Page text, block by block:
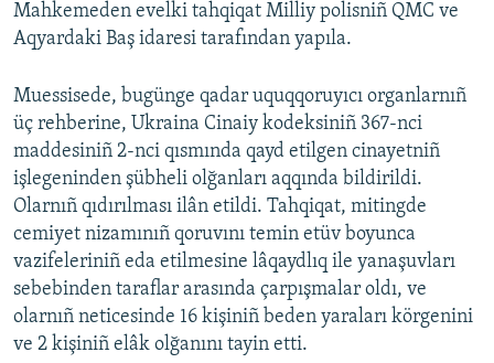
Mahkemeden evelki tahqiqat Milliy polisniñ QMC ve
Aqyardaki Baş idaresi tarafından yapıla.
Muessisede, bugünge qadar uquqqoruyıcı organlarnıñ
üç rehberine, Ukraina Cinaiy kodeksiniñ 367-nci
maddesiniñ 2-nci qısmında qayd etilgen cinayetniñ
işlegeninden şübheli olğanları aqqında bildirildi.
Olarnıñ qıdırılması ilân etildi. Tahqiqat, mitingde
cemiyet nizamınıñ qoruvını temin etüv boyunca
vazifeleriniñ eda etilmesine lâqaydlıq ile yanaşuvları
sebebinden taraflar arasında çarpışmalar oldı, ve
olarnıñ neticesinde 16 kişiniñ beden yaraları körgenini
ve 2 kişiniñ elâk olğanını tayin etti.